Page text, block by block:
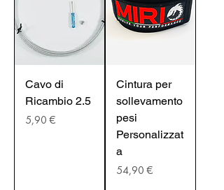
Cavo di
Ricambio 2.5
Prezzo
5,90 €
Cintura per
sollevamento
pesi
Personalizzat
a
Prezzo
54,90 €